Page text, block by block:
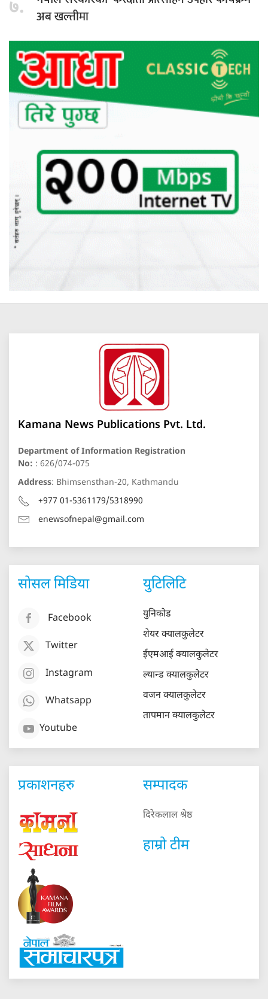
७.
अब खल्तीमा
Kamana News Publications Pvt. Ltd.
Department of Information Registration
No: : 626/074-075
Address: Bhimsensthan-20, Kathmandu
+977 01-5361179/5318990
enewsofnepal@gmail.com
सोसल मिडिया
Facebook
Twitter
Instagram
Whatsapp
Youtube
युटिलिटि
युनिकोड
शेयर क्यालकुलेटर
ईएमआई क्यालकुलेटर
ल्यान्ड क्यालकुलेटर
वजन क्यालकुलेटर
तापमान क्यालकुलेटर
प्रकाशनहरु सम्पादक
दिरेकलाल श्रेष्ठ
हाम्रो टीम